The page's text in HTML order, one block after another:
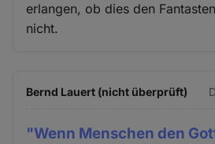
erlangen, ob dies den
nicht.
Bernd Lauert (nicht überprüft)
"Wenn Menschen den